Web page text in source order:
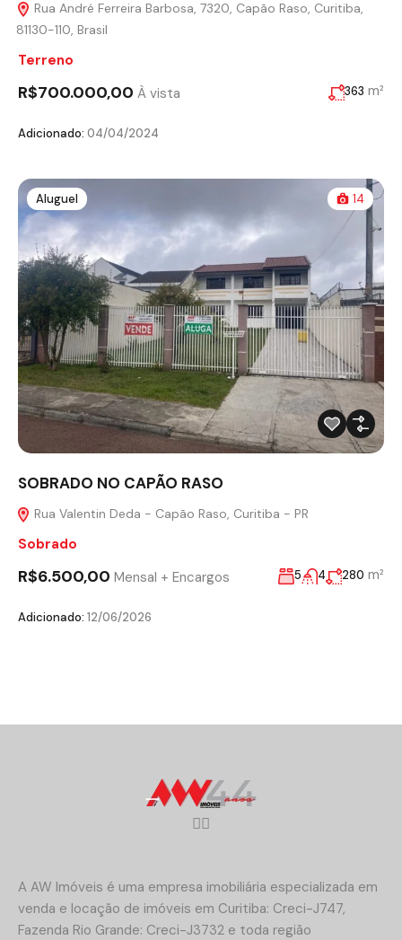
Rua André Ferreira Barbosa, 7320, Capão Raso, Curitiba,
81130-110, Brasil
Terreno
R$700.000,00 À vista 363 m²
Adicionado: 04/04/2024
Aluguel 14
SOBRADO NO CAPÃO RASO
Rua Valentin Deda - Capão Raso, Curitiba - PR
Sobrado
R$6.500,00 Mensal + Encargos 5 4 280 m²
Adicionado: 12/06/2026
A AW Imóveis é uma empresa imobiliária especializada em
venda e locação de imóveis em Curitiba: Creci-J747,
Fazenda Rio Grande: Creci-J3732 e toda região